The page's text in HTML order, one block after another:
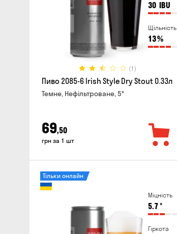
30 IBU
Щільність
13%
(1)
Пиво 2085-6 Irish Style Dry Stout 0.33л
Темне, Нефільтроване, 5°
69,50
грн за 1 шт
Міцність
5.7°
Гіркота
Тільки онлайн